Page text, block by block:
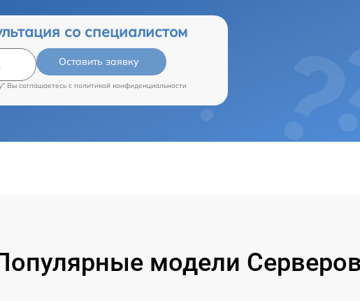
со специалистом
Оставить заявку
Вы соглашаетесь c политикой конфиденциальности
модели